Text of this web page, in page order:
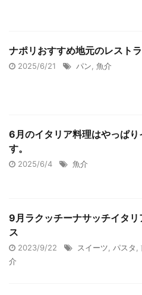
ナポリおすすめ地元のレスト
2025/6/21 パン 魚介
6月のイタリア料理はやっぱり
す。
2025/6/4 魚介
9月ラクッチーナサッチイタリ
ス
2023/9/22 スイーツ パスタ
介